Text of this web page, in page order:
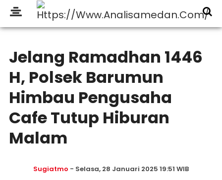
Jelang Ramadhan 1446
H, Polsek Barumun
Himbau Pengusaha
Cafe Tutup Hiburan
Malam
Sugiatmo - Selasa, 28 Januari 2025 19:51 WIB